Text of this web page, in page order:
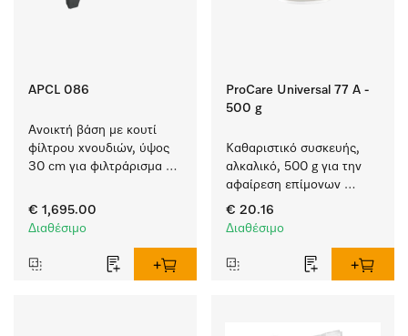
APCL 086
Ανοικτή βάση με κουτί
φίλτρου χνουδιών, ύψος
30 cm για φιλτράρισμα
σωματιδίων από τη
σαπουνάδα.
€ 1,695.00
Διαθέσιμο
ProCare Universal 77 A -
500 g
Καθαριστικό συσκευής,
αλκαλικό, 500 g για την
αφαίρεση επίμονων
επικαθίσεων αμύλου.
€ 20.16
Διαθέσιμο